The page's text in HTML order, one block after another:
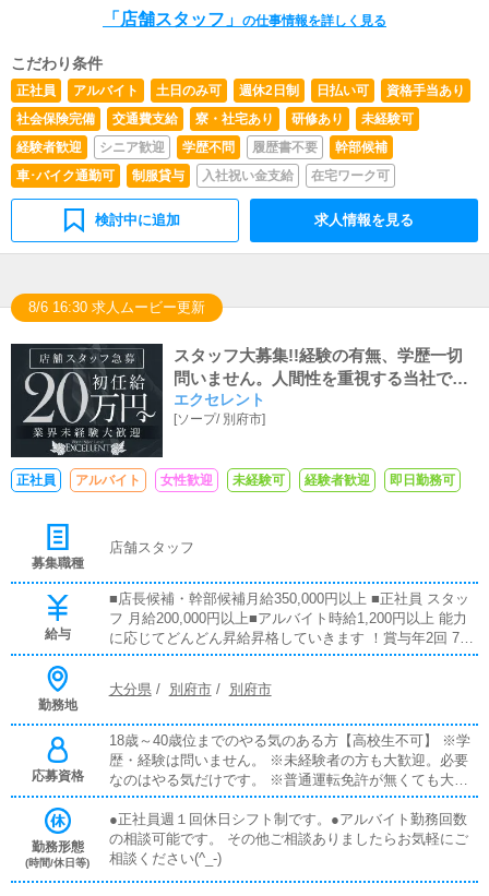
「店舗スタッフ」 の仕事情報を詳しく見る
こだわり条件
正社員 アルバイト 土日のみ可 週休2日制 日払い可
資格手当あり
社会保険完備
交通費支給 寮・社宅あり 研修あり
未経験可
経験者歓迎
シニア歓迎 学歴不問 履歴書不要
幹部候補
車･バイク通勤可
制服貸与 入社祝い金支給 在宅ワーク可
検討中に追加 求人情報を見る
8/6 16:30 求人ムービー更新
スタッフ大募集!!経験の有無、学歴一切
問いません。人間性を重視する当社では
明るく元気な方を求めています！
エクセレント
[ソープ/ 別府市]
正社員 アルバイト 女性歓迎 未経験可 経験者歓迎 即日勤務可
募集職種
店舗スタッフ
給与
■店長候補・幹部候補月給350,000円以上 ■正社員 スタッ
フ 月給200,000円以上■アルバイト時給1,200円以上 能力
に応じてどんどん昇給昇格していきます ！賞与年2回 7
月・12月の年2回 売上歩合・大入手当てあり 月、日々の
払い可能ですので相談してください ！
勤務地
大分県/ 別府市/ 別府市
応募資格
18歳～40歳位までのやる気のある方【高校生不可】 ※学
歴・経験は問いません。 ※未経験者の方も大歓迎。必要
なのはやる気だけです。 ※普通運転免許が無くても大丈
夫 【１】店長(店舗責任者) 店舗全体の運営 【２】幹部候
補 業務内容 店長補佐、キャスト管理、受付での業務
など営業面の運営 【３】ホールスタッフ 業務内容 接客
応対、清掃、店内業務全般を行います。 ※勤務後出来る
事を増やせばステップアップ可能です。 【４】Webスタ
勤務形態
(時間/休日等)
●正社員週１回休日シフト制です。●アルバイト勤務回数
の相談可能です。 その他ご相談ありましたらお気軽にご
相談ください(^_-)